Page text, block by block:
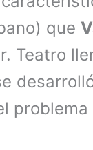
que
Teatro